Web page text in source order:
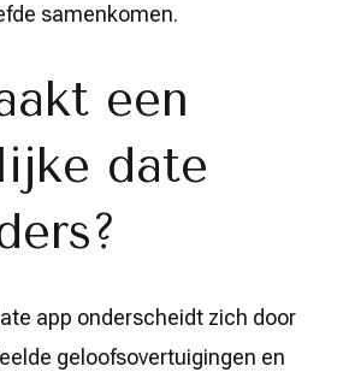
samenkomen.
een
date
app onderscheidt zich door
geloofsovertuigingen en